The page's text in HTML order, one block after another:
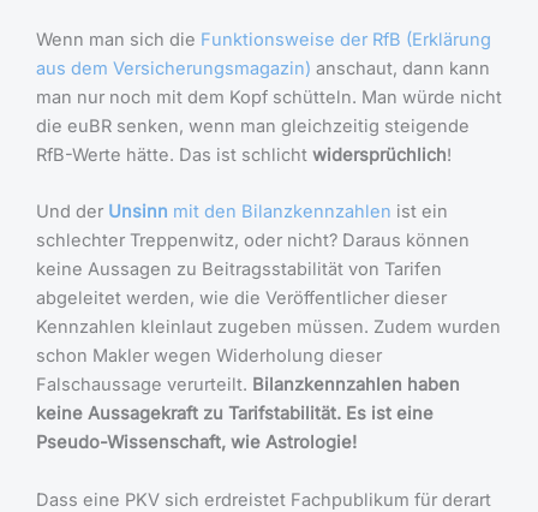
Wenn man sich die Funktionsweise der RfB (Erklärung
aus dem Versicherungsmagazin) anschaut, dann kann
man nur noch mit dem Kopf schütteln. Man würde nicht
die euBR senken, wenn man gleichzeitig steigende
RfB-Werte hätte. Das ist schlicht widersprüchlich!
Und der Unsinn mit den Bilanzkennzahlen ist ein
schlechter Treppenwitz, oder nicht? Daraus können
keine Aussagen zu Beitragsstabilität von Tarifen
abgeleitet werden, wie die Veröffentlicher dieser
Kennzahlen kleinlaut zugeben müssen. Zudem wurden
schon Makler wegen Widerholung dieser
Falschaussage verurteilt. Bilanzkennzahlen haben
keine Aussagekraft zu Tarifstabilität. Es ist eine
Pseudo-Wissenschaft, wie Astrologie!
Dass eine PKV sich erdreistet Fachpublikum für derart